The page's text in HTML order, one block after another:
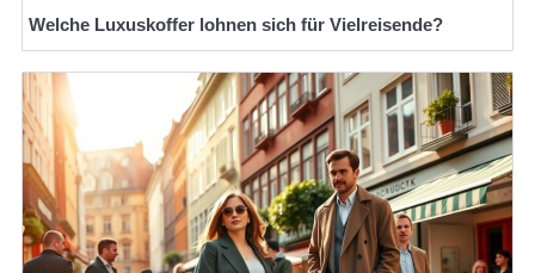
Welche Luxuskoffer lohnen sich für Vielreisende?